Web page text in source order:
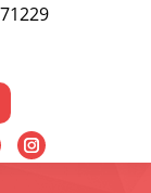
Instagram